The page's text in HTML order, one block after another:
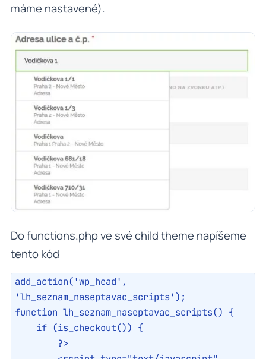
máme nastavené).
Do functions.php ve své child theme napíšeme
tento kód
add_action('wp_head',
'lh_seznam_naseptavac_scripts');
function lh_seznam_naseptavac_scripts() {